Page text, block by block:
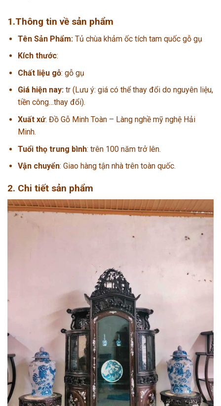
1.Thông tin về sản phẩm
Tên Sản Phẩm: Tủ chùa khảm ốc tích tam quốc gỗ gụ
Kích thước:
Chất liệu gỗ: gỗ gụ
Giá hiện nay:tr (Lưu ý: giá có thể thay đổi do nguyên liệu,
tiền công…thay đổi).
Xuất xứ: Đồ Gỗ Minh Toàn – Làng nghề mỹ nghệ Hải
Minh.
Tuổi thọ trung bình: trên 100 năm trở lên.
Vận chuyển: Giao hàng tận nhà trên toàn quốc.
2. Chi tiết sản phẩm